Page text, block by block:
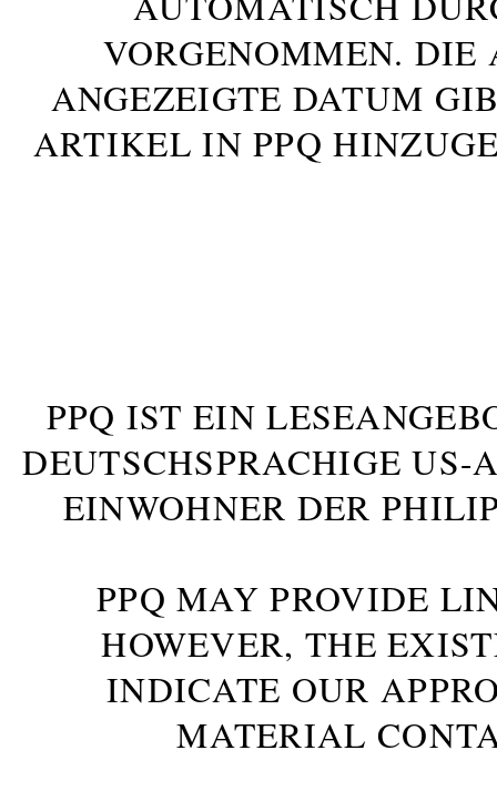
VORGENOMMEN. DIE
ANGEZEIGTE DATUM
ARTIKEL IN PPQ
PPQ IST EIN
DEUTSCHSPRACHIGE US-
INWOHNER DER
PPQ MAY PROVIDE
HOWEVER, THE
INDICATE OUR
MATERIAL